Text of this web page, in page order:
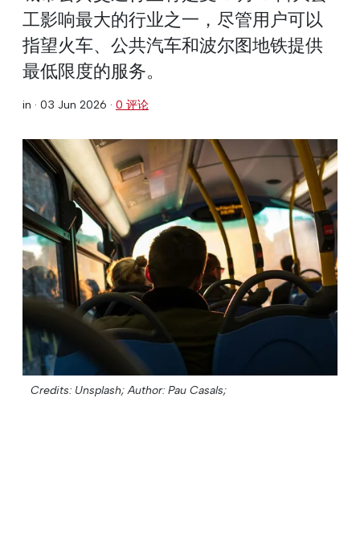
工影响最大的行业之一，尽管用户可以
指望火车、公共汽车和波尔图地铁提供
最低限度的服务。
in · 03 Jun 2026 · 0 评论
Credits: Unsplash; Author: Pau Casals;